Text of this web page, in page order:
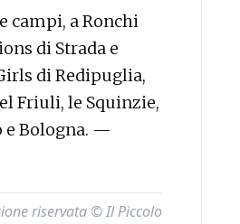
campi, a Ronchi
di Strada e
di Redipuglia,
Friuli, le Squinzie,
e Bologna. —
riservata © Il Piccolo